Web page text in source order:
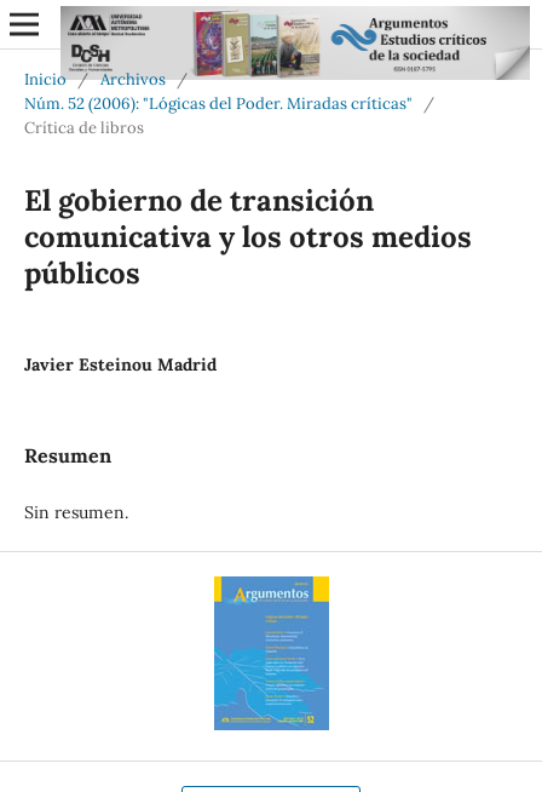
Inicio / Archivos /
Núm. 52 (2006): "Lógicas del Poder. Miradas críticas"
/
Crítica de libros
El gobierno de transición
comunicativa y los otros medios
públicos
Javier Esteinou Madrid
Resumen
Sin resumen.